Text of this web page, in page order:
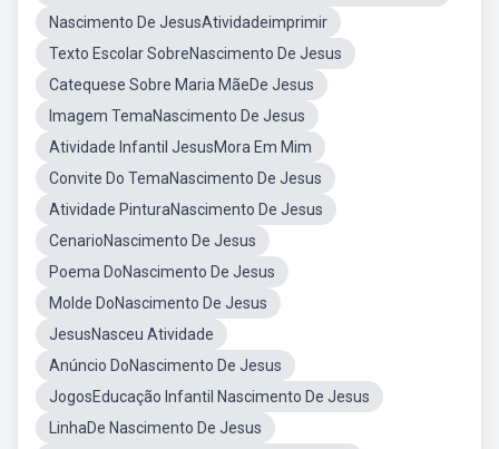
Nascimento De JesusAtividadeimprimir
Texto Escolar SobreNascimento De Jesus
Catequese Sobre Maria MãeDe Jesus
Imagem TemaNascimento De Jesus
Atividade Infantil JesusMora Em Mim
Convite Do TemaNascimento De Jesus
Atividade PinturaNascimento De Jesus
CenarioNascimento De Jesus
Poema DoNascimento De Jesus
Molde DoNascimento De Jesus
JesusNasceu Atividade
Anúncio DoNascimento De Jesus
JogosEducação Infantil Nascimento De Jesus
LinhaDe Nascimento De Jesus